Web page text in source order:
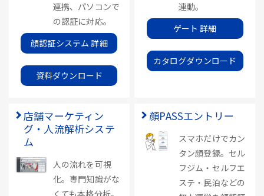
連携、パソコンで
の認証に対応。
顔認証システム 詳細
資料ダウンロード
連動。
ゲート 詳細
カタログダウンロード
店舗マーケティン
グ・人流解析システ
ム
人の流れを可視
化。専門知識がな
くても本格分析。
顔PASSエントリー
スマホだけでカン
タン顔登録。セル
フジム・セルフエ
ステ・民泊などの